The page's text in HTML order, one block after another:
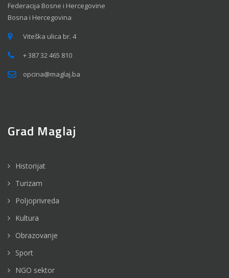
Federacija Bosne i Hercegovine
Bosna i Hercegovina
Viteška ulica br. 4
+ 387 32 465 810
opcina@maglaj.ba
Grad Maglaj
Historijat
Turizam
Poljoprivreda
Kultura
Obrazovanje
Sport
NGO sektor